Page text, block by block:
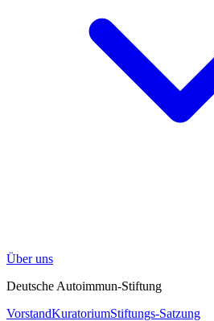
Über uns
Deutsche Autoimmun-Stiftung
VorstandKuratoriumStiftungs-Satzung